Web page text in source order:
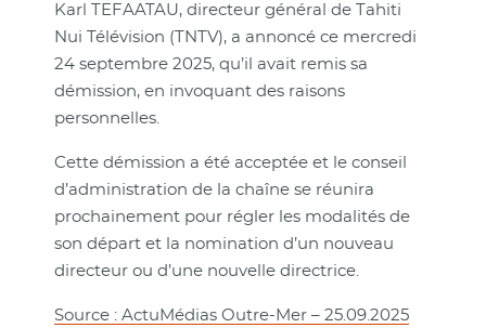
Karl TEFAATAU, directeur général de Tahiti
Nui Télévision (TNTV), a annoncé ce mercredi
24 septembre 2025, qu’il avait remis sa
démission, en invoquant des raisons
personnelles.
Cette démission a été acceptée et le conseil
d’administration de la chaîne se réunira
prochainement pour régler les modalités de
son départ et la nomination d’un nouveau
directeur ou d’une nouvelle directrice.
Source : ActuMédias Outre-Mer – 25.09.2025